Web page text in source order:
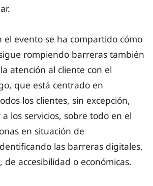
el evento se ha compartido cómo
rompiendo barreras también
atención al cliente con el
que está centrado en
los clientes, sin excepción,
los servicios, sobre todo en el
en situación de
las barreras digitales,
de accesibilidad o económicas.